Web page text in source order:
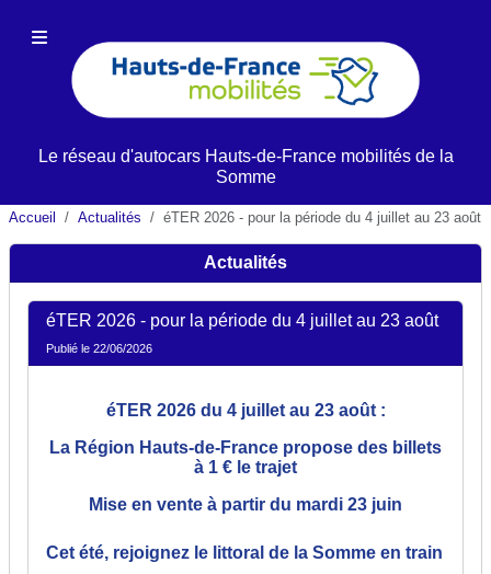
Le réseau d'autocars Hauts-de-Francemobilités de la
Somme
Accueil Actualités éTER 2026 - pour la période du 4 juillet au 23 août
Actualités
éTER 2026 - pour la période du 4 juillet au 23 août
Publié le 22/06/2026
éTER 2026 du 4 juillet au 23 août :
La Région Hauts-de-France propose des billets
à 1 € le trajet
Mise en vente à partir du mardi 23 juin
Cet été, rejoignez le littoral de la Somme en train